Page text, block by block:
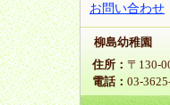
お問い合わせ
柳島幼稚園
住所： 〒130-
電話： 03-